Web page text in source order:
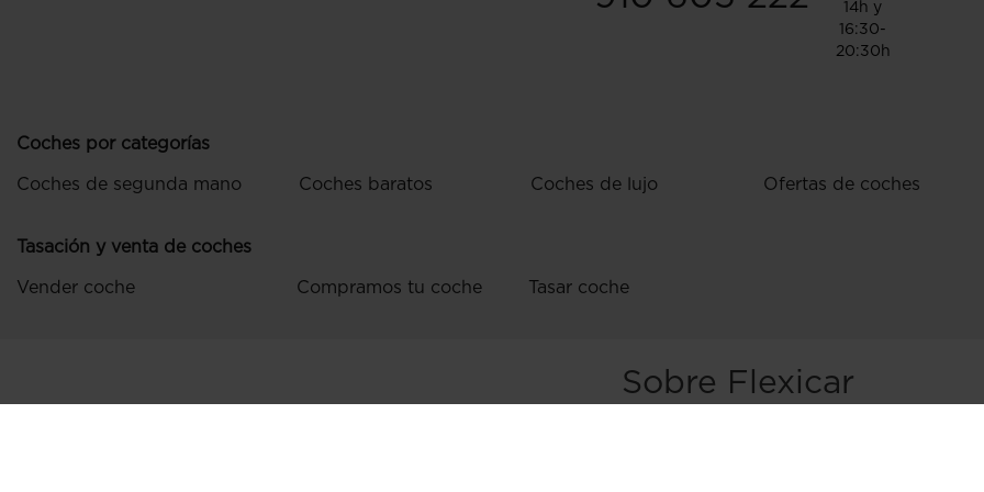
14h y
16:30-
20:30h
Coches por categorías
Coches de segunda mano Coches baratos Coches de lujo Ofertas de coches
Tasación y venta de coches
Vender coche Compramos tu coche Tasar coche
Sobre Flexicar